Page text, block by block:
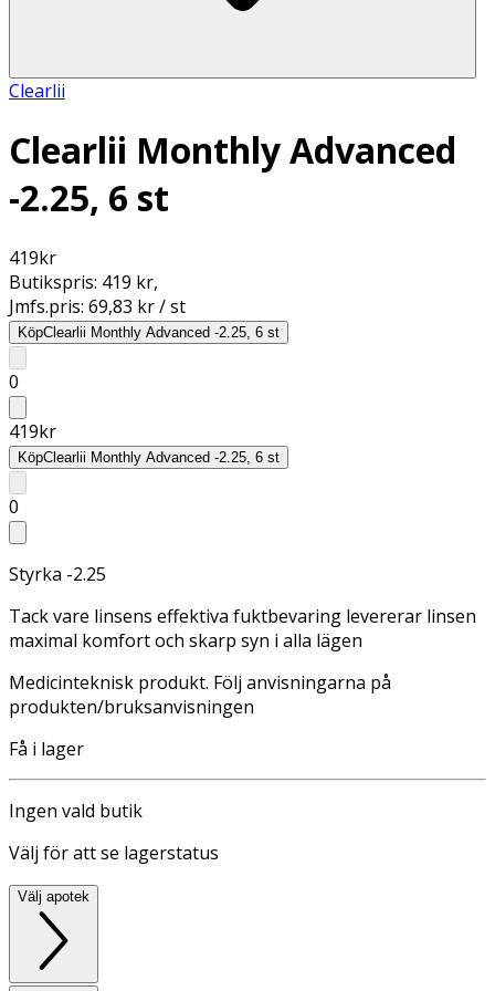
Clearlii
Clearlii Monthly Advanced
-2.25, 6 st
419kr
Butikspris: 419 kr,
Jmfs.pris: 69,83 kr / st
KöpClearlii Monthly Advanced -2.25, 6 st
0
419kr
KöpClearlii Monthly Advanced -2.25, 6 st
0
Styrka -2.25
Tack vare linsens effektiva fuktbevaring levererar linsen
maximal komfort och skarp syn i alla lägen
Medicinteknisk produkt. Följ anvisningarna på
produkten/bruksanvisningen
Få i lager
Ingen vald butik
Välj för att se lagerstatus
Välj apotek